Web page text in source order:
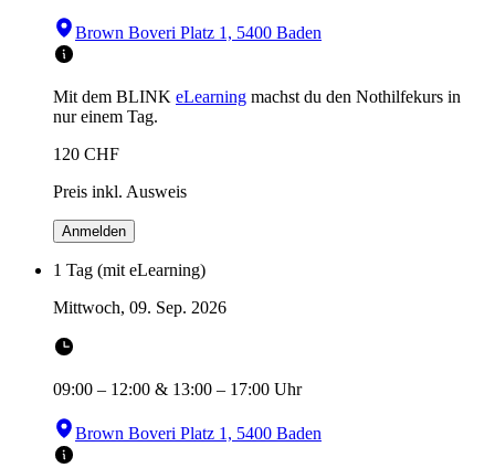
Brown Boveri Platz 1, 5400 Baden
Mit dem BLINK eLearning machst du den Nothilfekurs in
nur einem Tag.
120 CHF
Preis inkl. Ausweis
Anmelden
1 Tag (mit eLearning)
Mittwoch, 09. Sep. 2026
09:00 – 12:00 & 13:00 – 17:00 Uhr
Brown Boveri Platz 1, 5400 Baden